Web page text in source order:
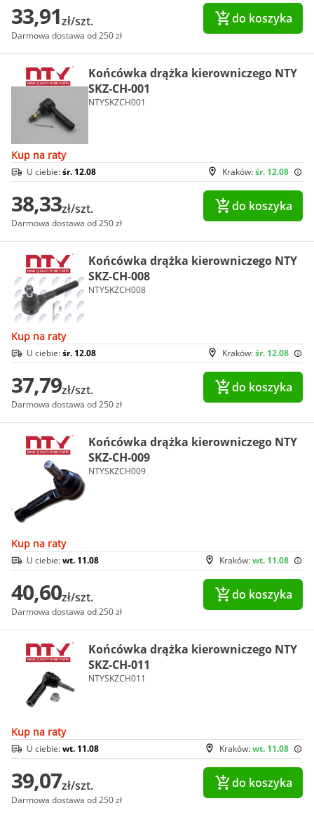
33,91zł/szt.
Darmowa dostawa od 250 zł
do koszyka
Końcówka drążka kierowniczego NTY
SKZ-CH-001
NTYSKZCH001
Kup na raty
Kraków:śr. 12.08
U ciebie:śr. 12.08
38,33zł/szt.
Darmowa dostawa od 250 zł
do koszyka
Końcówka drążka kierowniczego NTY
SKZ-CH-008
NTYSKZCH008
Kup na raty
Kraków:śr. 12.08
U ciebie:śr. 12.08
37,79zł/szt.
Darmowa dostawa od 250 zł
do koszyka
Końcówka drążka kierowniczego NTY
SKZ-CH-009
NTYSKZCH009
Kup na raty
Kraków:wt. 11.08
U ciebie:wt. 11.08
40,60zł/szt.
Darmowa dostawa od 250 zł
do koszyka
Końcówka drążka kierowniczego NTY
SKZ-CH-011
NTYSKZCH011
Kup na raty
Kraków:wt. 11.08
U ciebie:wt. 11.08
39,07zł/szt.
Darmowa dostawa od 250 zł
do koszyka